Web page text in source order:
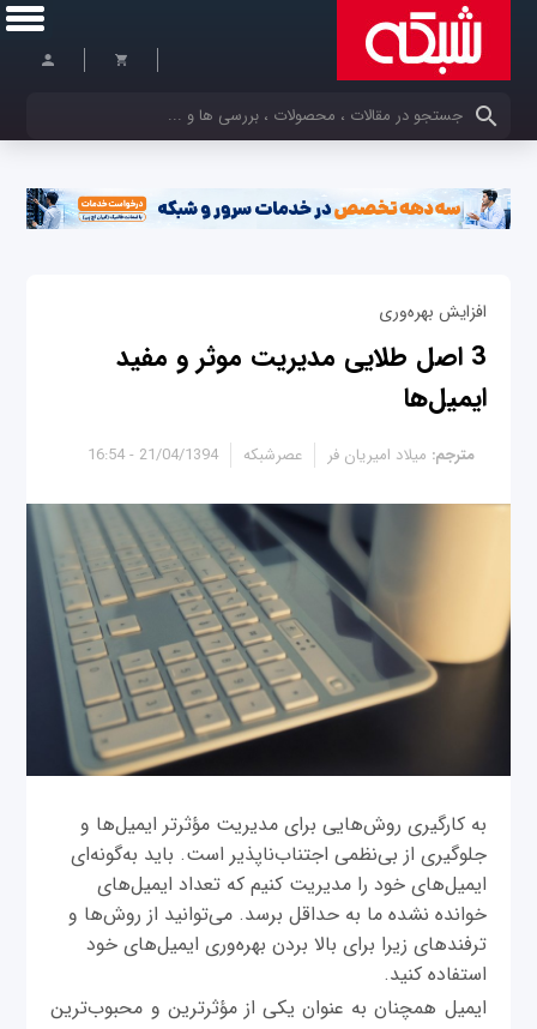
کلمات کلیدی خود را وارد کنید
افزایش بهره‌وری
3 اصل طلایی مدیریت موثر و مفید
ایمیل‌ها
21/04/1394 - 16:54 مترجم: میلاد امیریان فر عصرشبکه
به کارگیری روش‌هایی برای مدیریت مؤثرتر ایمیل‌ها و
جلوگیری از بی‌نظمی اجتناب‌ناپذیر است. باید به‌گونه‌ای
ایمیل‌های خود را مدیریت کنیم که تعداد ایمیل‌های
خوانده نشده ما به حداقل برسد. می‌توانید از روش‌ها و
ترفندهای زیرا برای بالا بردن بهره‌وری ایمیل‌های خود
استفاده کنید.
ایمیل همچنان به عنوان یکی از مؤثرترین و محبوب‌ترین